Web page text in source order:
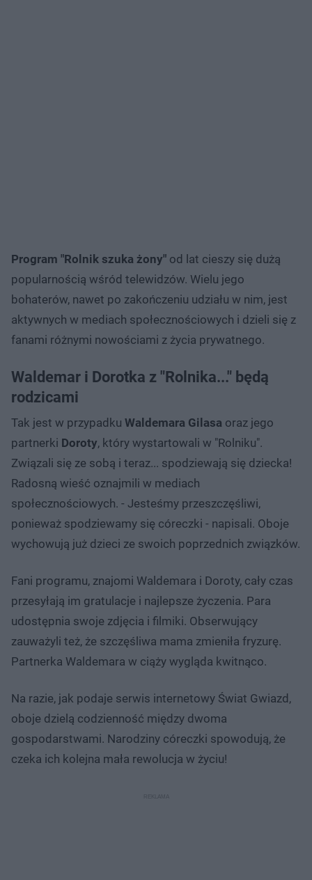
Program "Rolnik szuka żony" od lat cieszy się dużą
popularnością wśród telewidzów. Wielu jego
bohaterów, nawet po zakończeniu udziału w nim, jest
aktywnych w mediach społecznościowych i dzieli się z
fanami różnymi nowościami z życia prywatnego.
Waldemar i Dorotka z "Rolnika..." będą
rodzicami
Tak jest w przypadku Waldemara Gilasa oraz jego
partnerki Doroty, który wystartowali w "Rolniku".
Związali się ze sobą i teraz... spodziewają się dziecka!
Radosną wieść oznajmili w mediach
społecznościowych. - Jesteśmy przeszczęśliwi,
ponieważ spodziewamy się córeczki - napisali. Oboje
wychowują już dzieci ze swoich poprzednich związków.
Fani programu, znajomi Waldemara i Doroty, cały czas
przesyłają im gratulacje i najlepsze życzenia. Para
udostępnia swoje zdjęcia i filmiki. Obserwujący
zauważyli też, że szczęśliwa mama zmieniła fryzurę.
Partnerka Waldemara w ciąży wygląda kwitnąco.
Na razie, jak podaje serwis internetowy Świat Gwiazd,
oboje dzielą codzienność między dwoma
gospodarstwami. Narodziny córeczki spowodują, że
czeka ich kolejna mała rewolucja w życiu!